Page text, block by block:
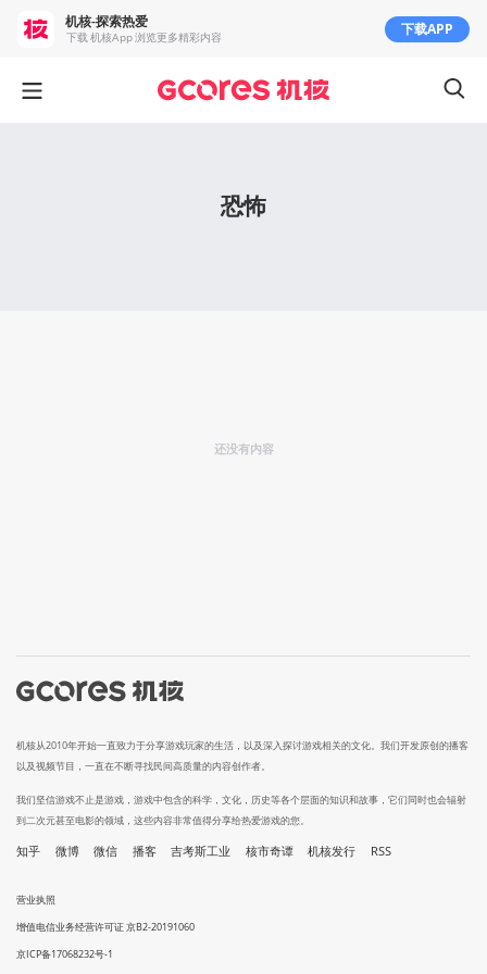
恐怖
还没有内容
机核从2010年开始一直致力于分享游戏玩家的生活，以及深入探讨游戏相关的文化。我们开发原创的播客
以及视频节目，一直在不断寻找民间高质量的内容创作者。
我们坚信游戏不止是游戏，游戏中包含的科学，文化，历史等各个层面的知识和故事，它们同时也会辐射
到二次元甚至电影的领域，这些内容非常值得分享给热爱游戏的您。
知乎 微博 微信 播客 吉考斯工业 核市奇谭 机核发行 RSS
营业执照
增值电信业务经营许可证 京B2-20191060
京ICP备17068232号-1
机核-探索热爱
下载 机核App 浏览更多精彩内容 下载APP